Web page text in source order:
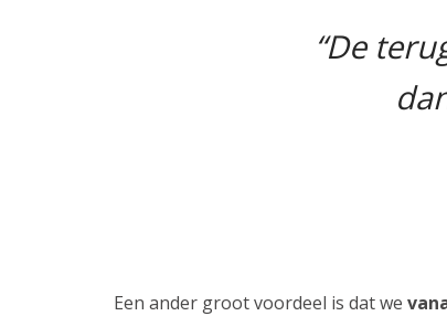
“De
Een ander groot voordeel is dat we